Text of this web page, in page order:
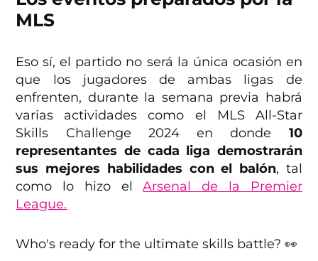
MLS
Eso sí, el partido no será la única ocasión en
que los jugadores de ambas ligas de
enfrenten, durante la semana previa habrá
varias actividades como el MLS All-Star
Skills Challenge 2024 en donde 10
representantes de cada liga demostrarán
sus mejores habilidades con el balón, tal
como lo hizo elArsenal de la Premier
League.
Who's ready for the ultimate skills battle? 👀